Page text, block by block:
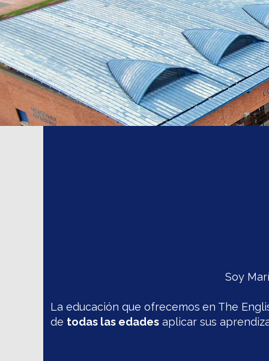
Soy
La educación que ofrecemos en The
de todas las edadesaplicar sus